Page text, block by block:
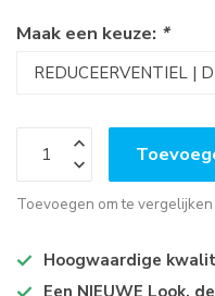
Maak een keuze: *
Toevoegen om te vergelijken
Hoogwaardige
Een NIEUWE Look,